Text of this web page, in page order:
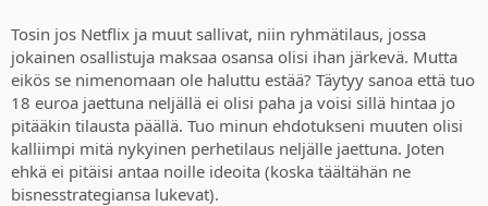
Tosin jos Netflix ja muut sallivat, niin ryhmätilaus, jossa
jokainen osallistuja maksaa osansa olisi ihan järkevä. Mutta
eikös se nimenomaan ole haluttu estää? Täytyy sanoa että tuo
18 euroa jaettuna neljällä ei olisi paha ja voisi sillä hintaa jo
pitääkin tilausta päällä. Tuo minun ehdotukseni muuten olisi
kalliimpi mitä nykyinen perhetilaus neljälle jaettuna. Joten
ehkä ei pitäisi antaa noille ideoita (koska täältähän ne
bisnesstrategiansa lukevat).